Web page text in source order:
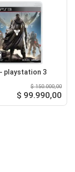
playstation 3
$ 150.000,00
$ 99.990,00